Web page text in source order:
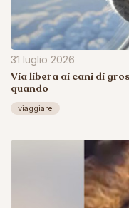
31 luglio 2026
Via libera ai cani di
quando
viaggiare